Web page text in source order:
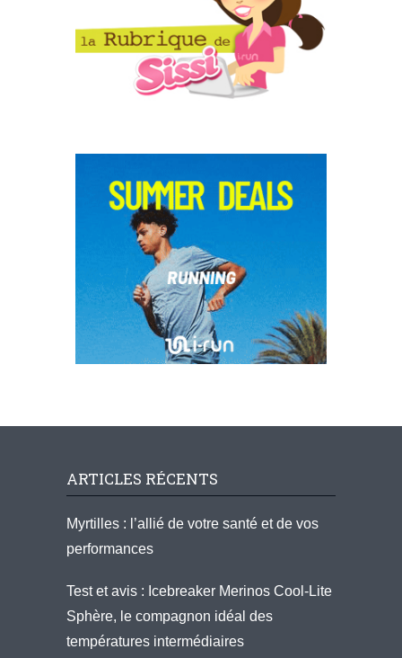
ARTICLES RÉCENTS
Myrtilles : l’allié de votre santé et de vos
performances
Test et avis : Icebreaker Merinos Cool-Lite
Sphère, le compagnon idéal des
températures intermédiaires